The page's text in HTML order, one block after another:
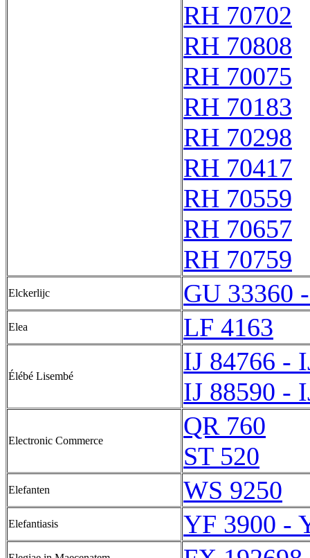
RH 70702
RH 70808
RH 70075
RH 70183
RH 70298
RH 70417
RH 70559
RH 70657
RH 70759
Elckerlijc GU 33360
Elea LF 4163
Élébé Lisembé
IJ 84766 -
IJ 88590 -
Electronic Commerce
QR 760
ST 520
Elefanten WS 9250
Elefantiasis YF 3900 -